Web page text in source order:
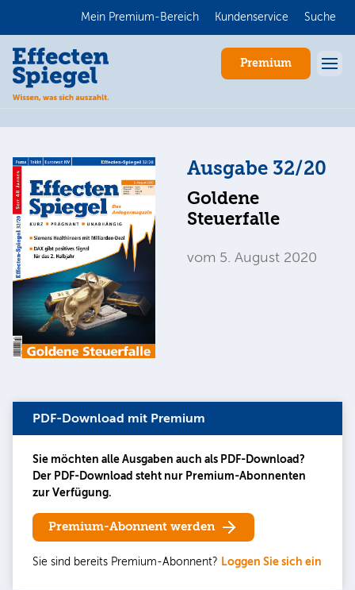
Mein Premium-Bereich Kundenservice Suche
Premium
Ausgabe 32/20
Goldene
Steuerfalle
vom 5. August 2020
PDF-Download mit Premium
Sie möchten alle Ausgaben auch als PDF-Download?
Der PDF-Download steht nur Premium-Abonnenten
zur Verfügung.
Premium-Abonnent werden
Sie sind bereits Premium-Abonnent? Loggen Sie sich ein
Anmelden